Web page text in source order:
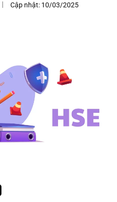
Cập nhật: 10/03/2025